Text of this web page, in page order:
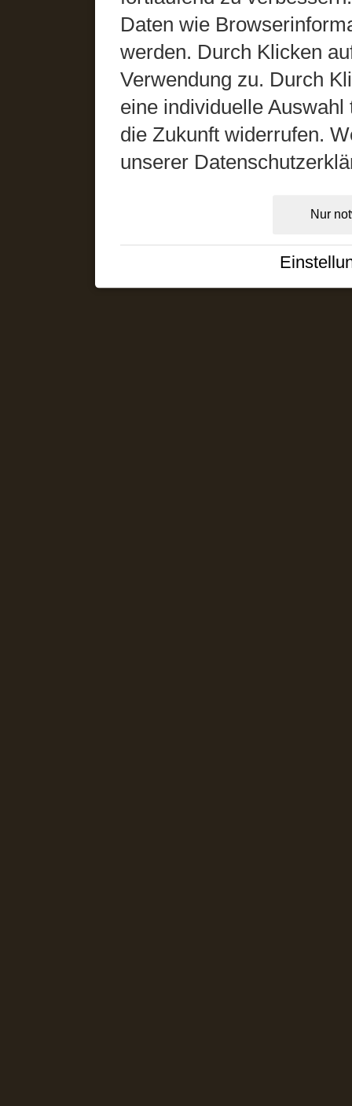
Daten wie
werden. Durch Klicken
Verwendung zu. Durch
eine individuelle
die Zukunft widerrufen.
unserer
Nur